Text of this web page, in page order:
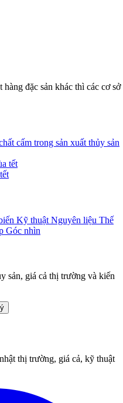
đặc sản khác thì các cơ sở
cấm trong sản xuất thủy sản
tết
Kỹ thuật Nguyên liệu Thế
Góc nhìn
sản, giá cả thị trường và kiến
thị trường, giá cả, kỹ thuật